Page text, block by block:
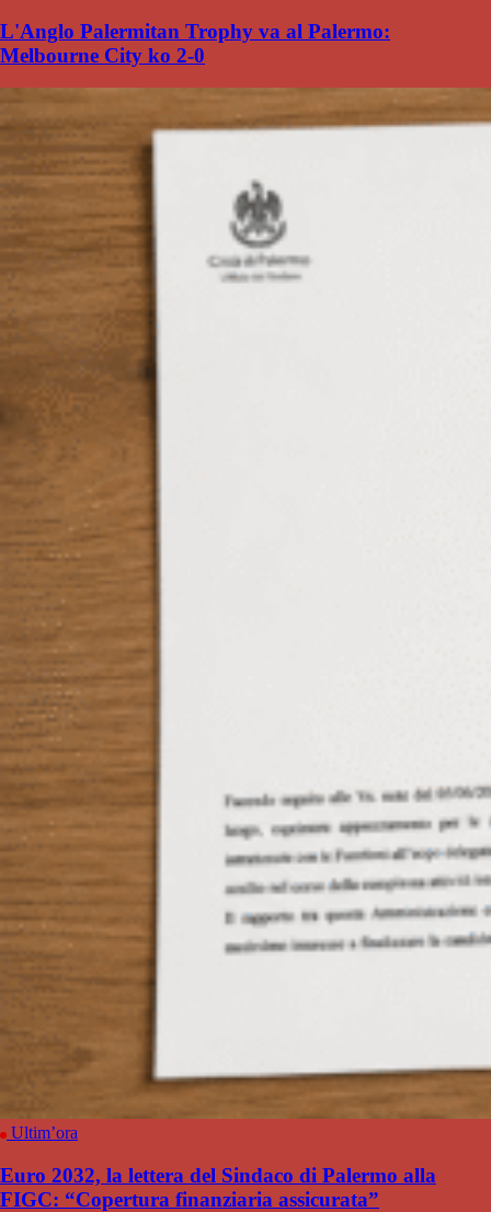
L'Anglo Palermitan Trophy va al Palermo:
Melbourne City ko 2-0
Ultim’ora
Euro 2032, la lettera del Sindaco di Palermo alla
FIGC: “Copertura finanziaria assicurata”